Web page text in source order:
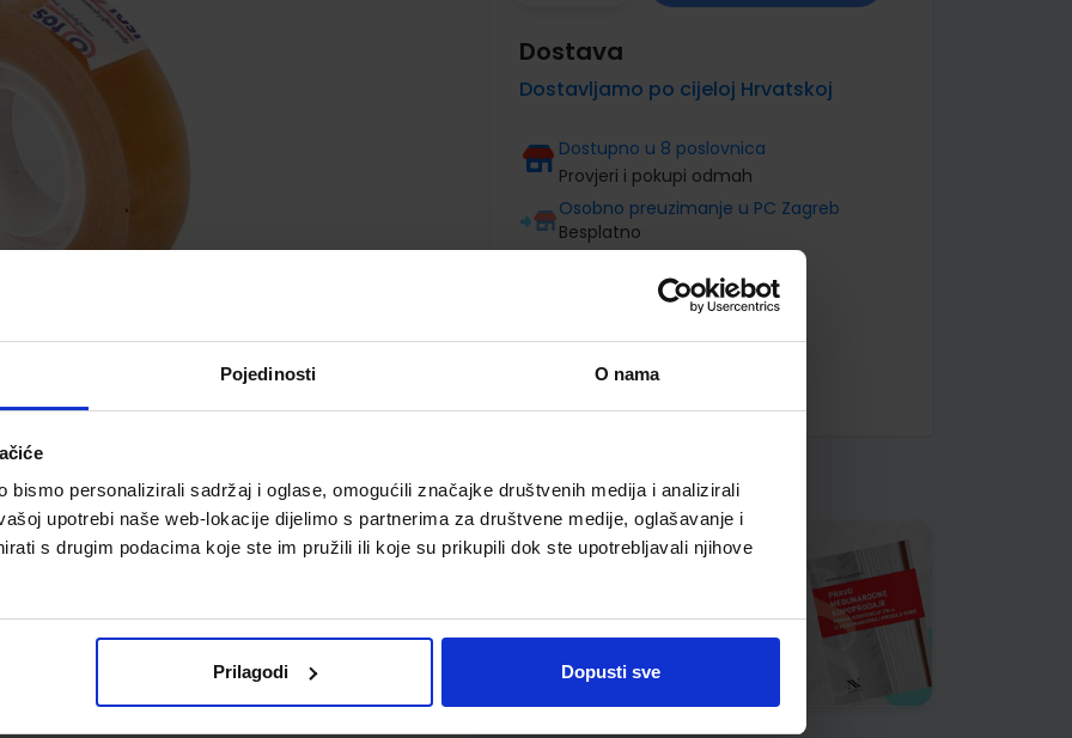
Pojedinosti O nama
bismo personalizirali sadržaj i oglase, omogućili značajke društvenih medija i analizirali
upotrebi naše web-lokacije dijelimo s partnerima za društvene medije, oglašavanje i
s drugim podacima koje ste im pružili ili koje su prikupili dok ste upotrebljavali njihove
Prilagodi Dopusti sve
Dostava
Dostavljamo po cijeloj Hrvatskoj
Dostupno u 8 poslovnica
Provjeri i pokupi odmah
Osobno preuzimanje u PC Zagreb
Besplatno
30 mic; ljepilo solvent; ukupna debljina 55 mic.